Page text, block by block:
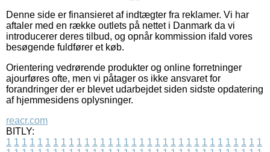
Denne side er finansieret af indtægter fra reklamer. Vi har
aftaler med en række outlets på nettet i Danmark da vi
introducerer deres tilbud, og opnår kommission ifald vores
besøgende fuldfører et køb.
Orientering vedrørende produkter og online forretninger
ajourføres ofte, men vi påtager os ikke ansvaret for
forandringer der er blevet udarbejdet siden sidste opdatering
af hjemmesidens oplysninger.
reacr.com
BITLY:
1 1 1 1 1 1 1 1 1 1 1 1 1 1 1 1 1 1 1 1 1 1 1 1 1 1 1 1 1 1 1 1 1